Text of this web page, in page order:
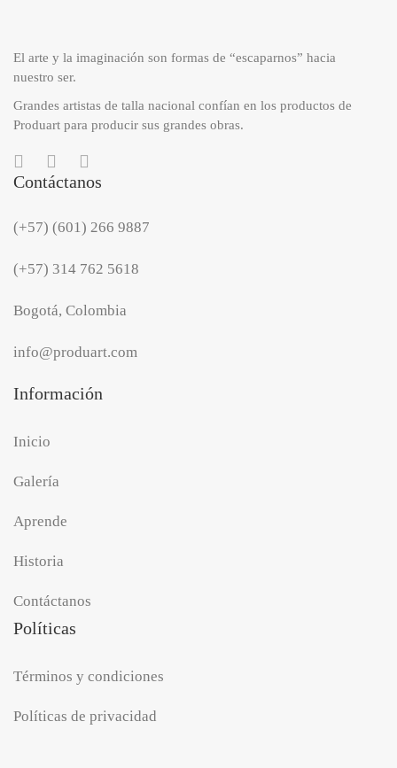
El arte y la imaginación son formas de “escaparnos” hacia
nuestro ser.
Grandes artistas de talla nacional confían en los productos de
Produart para producir sus grandes obras.
Contáctanos
(+57) (601) 266 9887
(+57) 314 762 5618
Bogotá, Colombia
info@produart.com
Información
Inicio
Galería
Aprende
Historia
Contáctanos
Políticas
Términos y condiciones
Políticas de privacidad